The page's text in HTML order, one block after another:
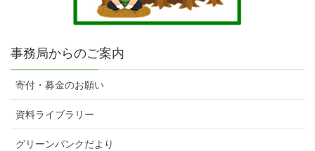
事務局からのご案内
寄付・募金のお願い
資料ライブラリー
グリーンバンクだより